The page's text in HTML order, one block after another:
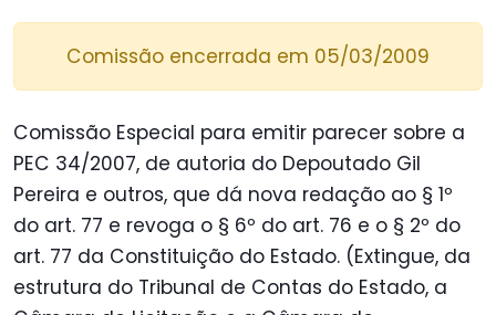
Comissão encerrada em 05/03/2009
Comissão Especial para emitir parecer sobre a
PEC 34/2007, de autoria do Depoutado Gil
Pereira e outros, que dá nova redação ao § 1º
do art. 77 e revoga o § 6º do art. 76 e o § 2º do
art. 77 da Constituição do Estado. (Extingue, da
estrutura do Tribunal de Contas do Estado, a